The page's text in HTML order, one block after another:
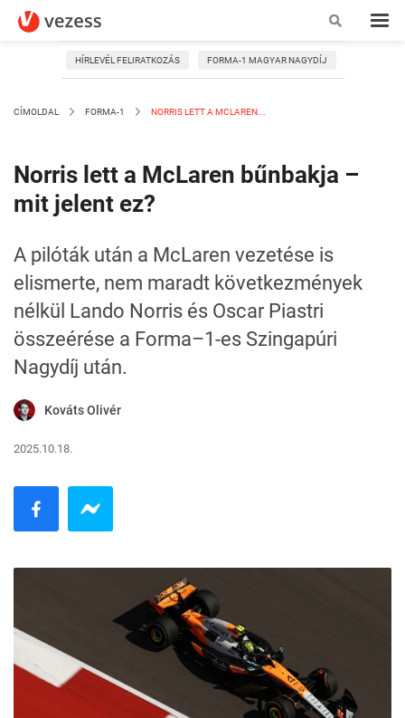
HÍRLEVÉL FELIRATKOZÁS FORMA-1 MAGYAR NAGYDÍJ
CÍMOLDAL FORMA-1 NORRIS LETT A MCLAREN...
Norris lett a McLaren bűnbakja –
mit jelent ez?
A pilóták után a McLaren vezetése is
elismerte, nem maradt következmények
nélkül Lando Norris és Oscar Piastri
összeérése a Forma–1-es Szingapúri
Nagydíj után.
Kováts Olivér
2025.10.18.